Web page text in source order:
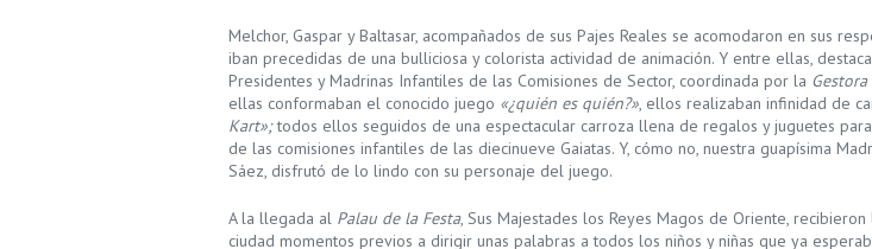
Melchor, Gaspar y Baltasar, acompañados de sus Pajes Reales se acomodaron en sus
iban precedidas de una bulliciosa y colorista actividad de animación. Y entre ellas,
Presidentes y Madrinas Infantiles de las Comisiones de Sector, coordinada por la
ellas conformaban el conocido juego «¿quién es quién?», ellos realizaban infinidad de
Kart»;todos ellos seguidos de una espectacular carroza llena de regalos y juguetes
de las comisiones infantiles de las diecinueve Gaiatas. Y, cómo no, nuestra guapísima
Sáez, disfrutó de lo lindo con su personaje del juego.
A la llegada al Palau de la Festa, Sus Majestades los Reyes Magos de Oriente,
ciudad momentos previos a dirigir unas palabras a todos los niños y niñas que ya